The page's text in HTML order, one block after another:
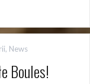
, News
Boules!